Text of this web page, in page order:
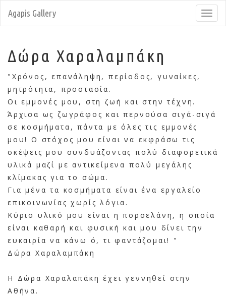
Agapis Gallery
Δώρα Χαραλαμπάκη
"Χρόνος, επανάληψη, περίοδος, γυναίκες,
μητρότητα, προστασία.
Οι εμμονές μου, στη ζωή και στην τέχνη.
Άρχισα ως ζωγράφος και περνούσα σιγά-σιγά
σε κοσμήματα, πάντα με όλες τις εμμονές
μου! Ο στόχος μου είναι να εκφράσω τις
σκέψεις μου συνδυάζοντας πολύ διαφορετικά
υλικά μαζί με αντικείμενα πολύ μεγάλης
κλίμακας για το σώμα.
Για μένα τα κοσμήματα είναι ένα εργαλείο
επικοινωνίας χωρίς λόγια.
Κύριο υλικό μου είναι η πορσελάνη, η οποία
είναι καθαρή και φυσική και μου δίνει την
ευκαιρία να κάνω ό, τι φαντάζομαι! "
Δώρα Χαραλαμπάκη
Η Δώρα Χαραλαπάκη έχει γεννηθεί στην
Αθήνα.